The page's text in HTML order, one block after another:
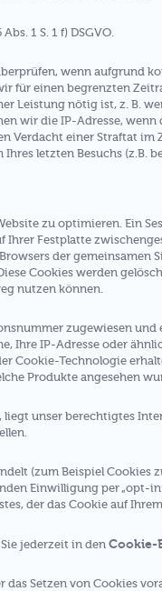
1 S. 1 f) DSGVO.
wenn aufgrund
für einen begrenzten
Leistung nötig ist, z. B.
wir die IP-Adresse,
Verdacht einer Straftat im
letzten Besuchs (z.B.
zu optimieren. Ein
Festplatte
der
Cookies werden
nutzen können.
zugewiesen
IP-Adresse oder
Cookie-Technologie
Produkte angesehen
unser berechtigtes
(zum Beispiel Cookies
Einwilligung per „opt-
der das Cookie auf
jederzeit in den Cookie-
das Setzen von Cookies